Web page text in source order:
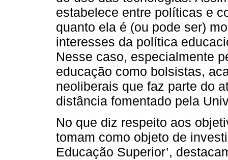
estabelece entre políticas e
quanto ela é (ou pode ser)
interesses da política
Nesse caso, especialmente
educação como bolsistas,
neoliberais que faz parte do
distância fomentado pela
No que diz respeito aos
tomam como objeto de
Educação Superior’,